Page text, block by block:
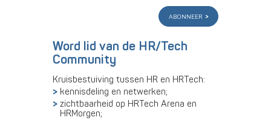
abonneer
Word lid van de HR/Tech
Community
Kruisbestuiving tussen HR en HRTech:
kennisdeling en netwerken;
zichtbaarheid op HRTech Arena en
HRMorgen;